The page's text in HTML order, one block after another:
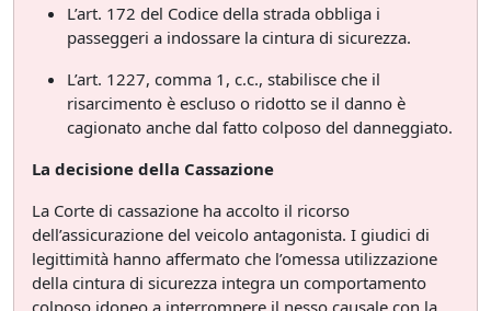
L’art. 172 del Codice della strada obbliga i
passeggeri a indossare la cintura di sicurezza.
L’art. 1227, comma 1, c.c., stabilisce che il
risarcimento è escluso o ridotto se il danno è
cagionato anche dal fatto colposo del danneggiato.
La decisione della Cassazione
La Corte di cassazione ha accolto il ricorso
dell’assicurazione del veicolo antagonista. I giudici di
legittimità hanno affermato che l’omessa utilizzazione
della cintura di sicurezza integra un comportamento
colposo idoneo a interrompere il nesso causale con la